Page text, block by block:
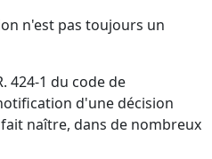
n'est pas toujours un
424-1 du code de
d'une décision
naître, dans de nombreux